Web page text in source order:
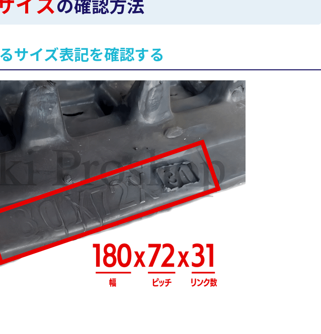
サイズ表記を確認する